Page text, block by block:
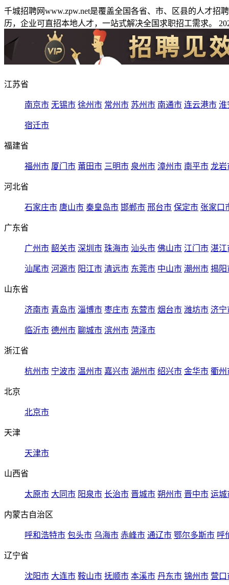
千城招聘网www.zpw.net是覆盖全国各省、市、区县的人才
历，企业可直招本地人才，一站式解决全国求职招工需求。
江苏省
南京市 无锡市 徐州市 常州市 苏州市 南通市 连云港市 淮
宿迁市
福建省
福州市 厦门市 莆田市 三明市 泉州市 漳州市 南平市 龙岩
河北省
石家庄市 唐山市 秦皇岛市 邯郸市 邢台市 保定市 张家口
广东省
广州市 韶关市 深圳市 珠海市 汕头市 佛山市 江门市 湛江
汕尾市 河源市 阳江市 清远市 东莞市 中山市 潮州市 揭阳
山东省
济南市 青岛市 淄博市 枣庄市 东营市 烟台市 潍坊市 济宁
临沂市 德州市 聊城市 滨州市 菏泽市
浙江省
杭州市 宁波市 温州市 嘉兴市 湖州市 绍兴市 金华市 衢州
北京
北京市
天津
天津市
山西省
太原市 大同市 阳泉市 长治市 晋城市 朔州市 晋中市 运城
内蒙古自治区
呼和浩特市 包头市 乌海市 赤峰市 通辽市 鄂尔多斯市 呼
辽宁省
沈阳市 大连市 鞍山市 抚顺市 本溪市 丹东市 锦州市 营口